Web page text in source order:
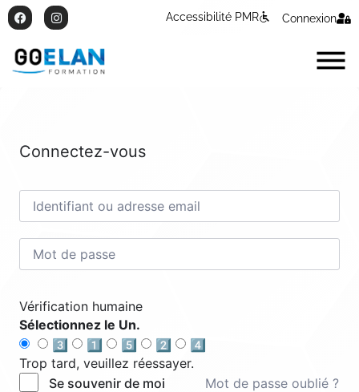
Accessibilité PMR Connexion
Connectez-vous
Vérification humaine
Sélectionnez le Un.
3️⃣
1️⃣ 5️⃣ 2️⃣
4️⃣
Trop tard, veuillez réessayer.
Se souvenir de moi
Mot de passe oublié ?